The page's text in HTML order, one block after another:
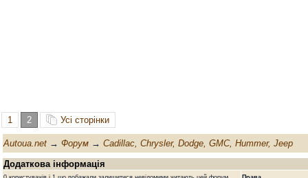
1 2 Усі сторінки
Autoua.net → Форум → Cadillac, Chrysler, Dodge, GMC, Hummer, Jeep
Додаткова інформація